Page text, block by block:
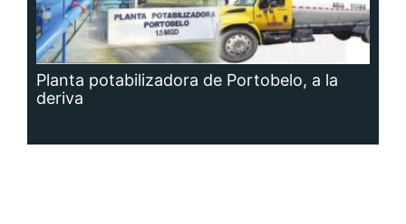
Planta potabilizadora de Portobelo, a la
deriva